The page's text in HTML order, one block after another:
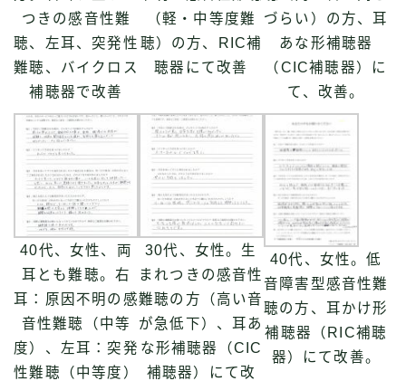
つきの感音性難
聴、左耳、突発性
難聴、バイクロス
補聴器で改善
（軽・中等度難
聴）の方、RIC補
聴器にて改善
づらい）の方、耳
あな形補聴器
（CIC補聴器）に
て、改善。
40代、女性、両
耳とも難聴。右
耳：原因不明の感
音性難聴（中等
度）、左耳：突発
性難聴（中等度）
30代、女性。生
まれつきの感音性
難聴の方（高い音
が急低下）、耳あ
な形補聴器（CIC
補聴器）にて改
40代、女性。低
音障害型感音性難
聴の方、耳かけ形
補聴器（RIC補聴
器）にて改善。